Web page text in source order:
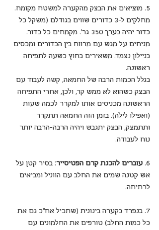
5. מוציאים את הבצק מהקערה למשטח מקומח.
מחלקים ל-3 כדורים שווים בגודלם (משקל כל
כדור יהיה בערך 350 גר'. מקמחים כל כדור.
מניחים על מגש עם מרווח בין הכדורים ומכסים
בניילון נצמד. משאירים בחוץ כשעה לתפיחה
ראשונה.
בגלל הכמות הרבה של החמאה, קשה לעבוד עם
הבצק כשהוא לא ממש קר, ולכן, אחרי התפיחה
הראשונה מכניסים אותו למקרר לכמה שעות
(ואפילו לילה). בזמן הזה החמאה תתקרר
ותתמצק, הבצק יתגבש ויהיה הרבה-הרבה יותר
נוח לעבודה.
6. עוברים להכנת קרם הפטיסייר: בסיר קטן על
אש קטנה שמים את החלב עם הווניל ומביאים
לרתיחה.
7. בנפרד בקערה בינונית (שתכיל אח"כ גם את
כל כמות החלב) טורפים את החלמונים עם